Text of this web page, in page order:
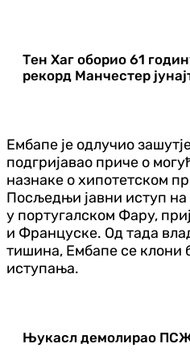
Тен Хаг оборио 61
рекорд Манчестер
Ембапе је одлучио
подгријавао приче о
назнаке о хипотетском
Посљедњи јавни иступ на
у португалском Фару,
и Француске. Од тада
тишина, Ембапе се клони
иступања.
Њукасл демолирао